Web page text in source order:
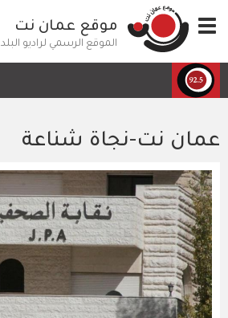
إلى
المحتوى
الرئيسي
Toggle
navigation
موقع عمان نت
الموقع الرسمي لراديو البلد
عمان نت-نجاة شناعة